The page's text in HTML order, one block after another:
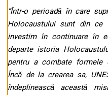
“Într-o perioadă în care
Holocaustului sunt din
investim în continuare în
departe istoria
pentru a combate formele
Încă de la crearea sa,
îndeplinească această